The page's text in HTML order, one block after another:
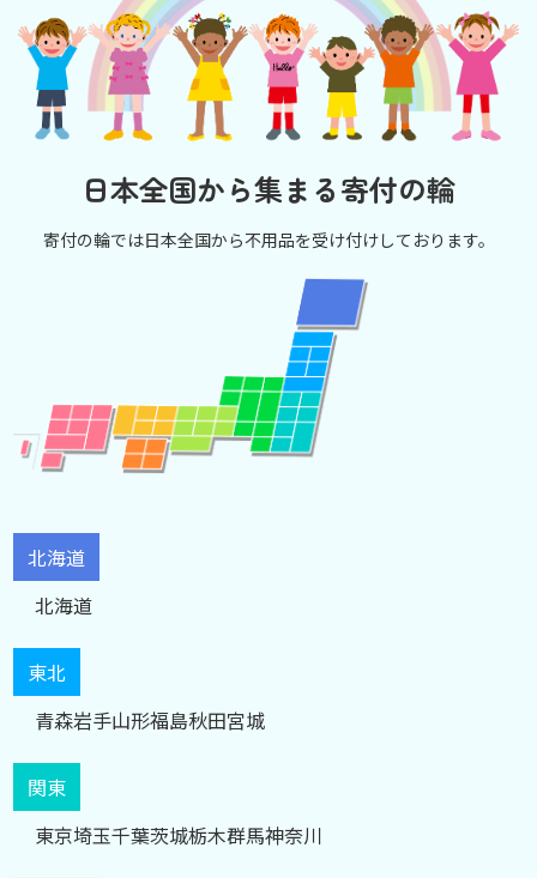
日本全国から集まる寄付の輪
寄付の輪では日本全国から不用品を受け付けしております。
北海道
北海道
東北
青森岩手山形福島秋田宮城
関東
東京埼玉千葉茨城栃木群馬神奈川